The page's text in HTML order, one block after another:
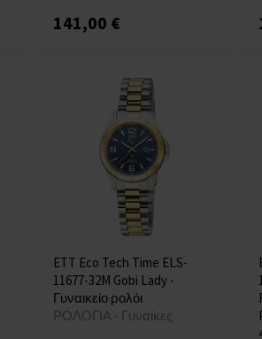
141,00 €
ETT Eco Tech Time ELS-
11677-32M Gobi Lady -
Γυναικείο ρολόι
ΡΟΛΟΓΙΑ - Γυναίκες